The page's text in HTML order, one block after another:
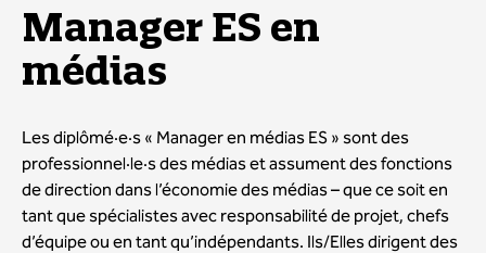
Manager ES en
médias
Les diplômé·e·s « Manager en médias ES » sont des
professionnel·le·s des médias et assument des fonctions
de direction dans l’économie des médias – que ce soit en
tant que spécialistes avec responsabilité de projet, chefs
d’équipe ou en tant qu’indépendants. Ils/Elles dirigent des